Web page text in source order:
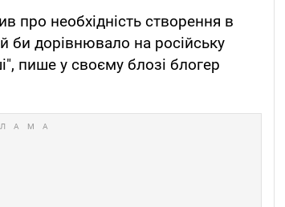
про необхідність створення в
би дорівнювало на російську
пише у своєму блозі блогер